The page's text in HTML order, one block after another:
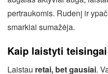
pertraukomis. Rudenį ir
smarkiai sumažėja.
Kaip laistyti teisingai
Laistau retai, bet gausiai.